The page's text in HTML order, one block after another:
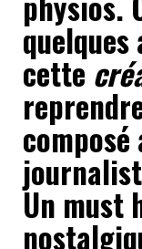
quelques
cette
composé
Un must